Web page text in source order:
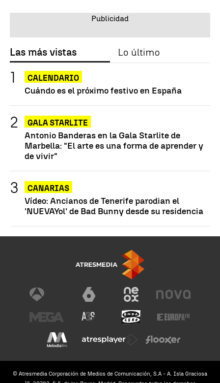
Las más vistas Lo último
CALENDARIO
Cuándo es el próximo festivo en España
GALA STARLITE
Antonio Banderas en la Gala Starlite de
Marbella: "El arte es una forma de aprender y
de vivir"
CANARIAS
Vídeo: Ancianos de Tenerife parodian el
'NUEVAYol' de Bad Bunny desde su residencia
© Atresmedia Corporación de Medios de Comunicación, S.A - A. Isla Graciosa